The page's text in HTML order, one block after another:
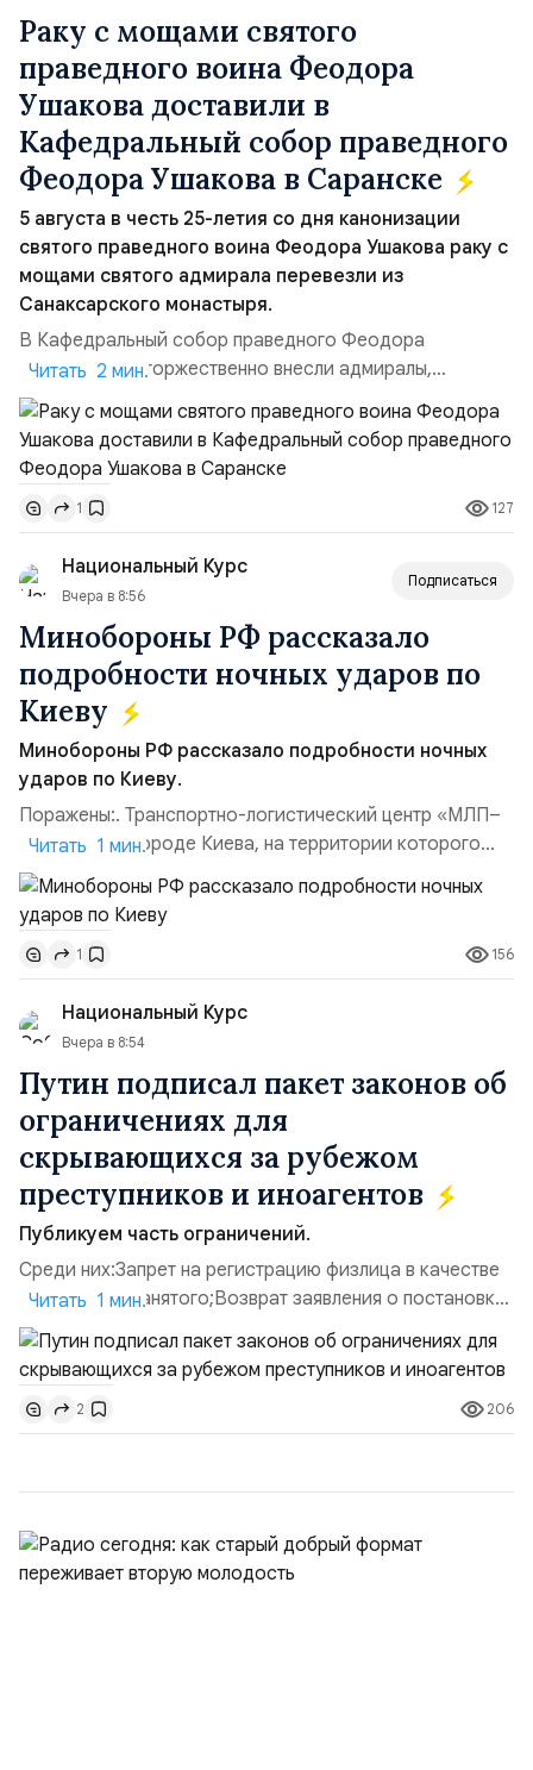
Раку с мощами святого
праведного воина Феодора
Ушакова доставили в
Кафедральный собор праведного
Феодора Ушакова в Саранске
5 августа в честь 25-летия со дня канонизации
святого праведного воина Феодора Ушакова раку с
мощами святого адмирала перевезли из
Санаксарского монастыря.
В Кафедральный собор праведного Феодора
Ушакова раку торжественно внесли адмиралы,
участвовавшие в канонизации святого праведного
воина Феодора Ушакова 25 лет назад:Адмирал
Владимир Прокофьевич Валуев, командующий
Балтийским флотом ВМФ России (2001–2006
гг.);Адмирал Владимир Петрович Комоедов,
командующий Черноморским флотом ВМФ России
(1998–2002 г...
Читать 2 мин.
1 127
Национальный Курс
Вчера в 8:56
Подписаться
Минобороны РФ рассказало
подробности ночных ударов по
Киеву
Минобороны РФ рассказало подробности ночных
ударов по Киеву.
Поражены:. Транспортно-логистический центр «МЛП–
Чайка» в пригороде Киева, на территории которого
осуществлялось хранение, сборка а также запуск с
прилегающего полевого аэродром «Чайка»
дальнобойных БПЛА ВСУ; Складские помещения
«Транс-Логистик» в Оболонском районе г. Киев,
использовавшиеся для хранения военного
имущества ВСУ; Сортировочны...
Читать 1 мин.
1 156
Национальный Курс
Вчера в 8:54
Путин подписал пакет законов об
ограничениях для
скрывающихся за рубежом
преступников и иноагентов
Публикуем часть ограничений.
Среди них:Запрет на регистрацию физлица в качестве
ИП или самозанятого;Возврат заявления о постановке
недвижимости на кадастровый учет;Ограничение
водительских прав;Запрет регистрации транспортных
средств и на заключение сделок по
доверенности;Отказ в заключении кредитного
договора, предоставлении государственных и
Читать 1 мин.
2 206